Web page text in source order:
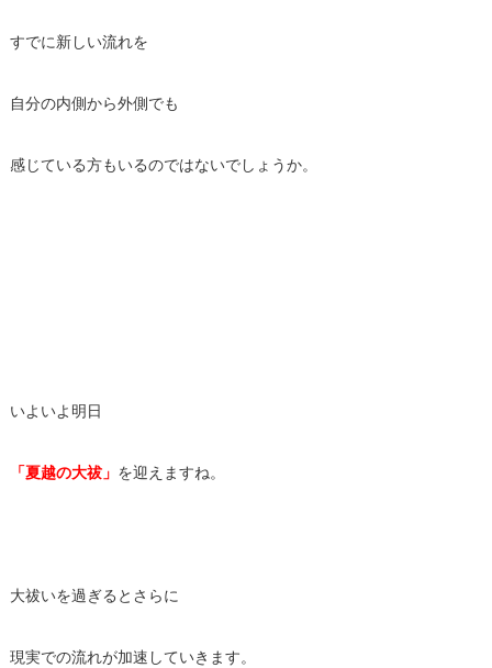
すでに新しい流れを
自分の内側から外側でも
感じている方もいるのではないでしょうか。
いよいよ明日
「夏越の大祓」 を迎えますね。
大祓いを過ぎるとさらに
現実での流れが加速していきます。